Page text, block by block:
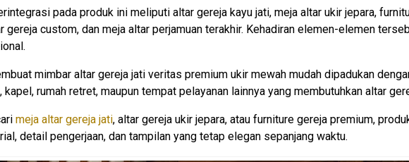
pada produk ini meliputi altar gereja kayu jati, meja altar ukir jepara,
gereja custom, dan meja altar perjamuan terakhir. Kehadiran elemen-elemen
mimbar altar gereja jati veritas premium ukir mewah mudah dipadukan
rumah retret, maupun tempat pelayanan lainnya yang membutuhkan altar
meja altar gereja jati, altar gereja ukir jepara, atau furniture gereja premium,
detail pengerjaan, dan tampilan yang tetap elegan sepanjang waktu.